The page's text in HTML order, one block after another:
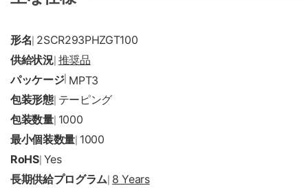
形名 2SCR293PHZGT100
供給状況| 推奨品
パッケージ| MPT3
包装形態| テーピング
包装数量| 1000
最小個装数量 1000
RoHS| Yes
長期供給プログラム 8 Years